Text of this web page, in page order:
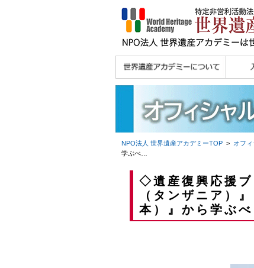
理念
メッセージ
主な活動内容
沿革
組織図・役員
研究員紹介 >>
宮澤 光 MIYAZAWA, Hikaru
研究員によるメディ
ア協力など
法人会員・協賛団体
／公認団体
メディア協力／プレ
スリリース
個人会
法人会
会報誌
会員限
NPO法人 世界遺産アカデミーTOP> オフ
学ぶべ…
◇遺産復興応援ブ
（タンザニア）
本）』から学ぶべ